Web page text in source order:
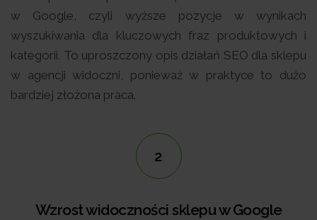
w Google, czyli wyższe pozycje w wynikach
wyszukiwania dla kluczowych fraz produktowych i
kategorii. To uproszczony opis działań SEO dla sklepu
w agencji widoczni, ponieważ w praktyce to dużo
bardziej złożona praca.
2
Wzrost widoczności sklepu w Google